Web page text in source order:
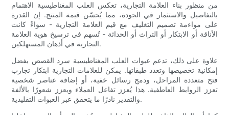
من منظور بناء العلامة التجارية، تعكس العلب المغناطيسية الاهتمام
بالتفاصيل والاستثمار في الجودة، مما يُحسّن قيمة المنتج. إن القدرة
على مواءمة تصميم التغليف مع قيم العلامة التجارية - سواءً كانت
الأناقة أو الابتكار أو التراث أو الحداثة - تُسهم في ترسيخ هوية العلامة
التجارية في أذهان المستهلكين.
علاوة على ذلك، تدعم عبوات العلب المغناطيسية سرد القصص بفضل
إمكانية تخصيصها وتعدد طبقاتها. يمكن للعلامات التجارية ابتكار تجارب
فتح متعددة المراحل، ودمج رسائل خفية، أو إضافة عناصر شخصية
تعزز الروابط العاطفية. هذا يُعزز تفاعل العملاء ويعزز شعورًا بالألفة
والتقدير نادرًا ما يتحقق عبر العبوات التقليدية.